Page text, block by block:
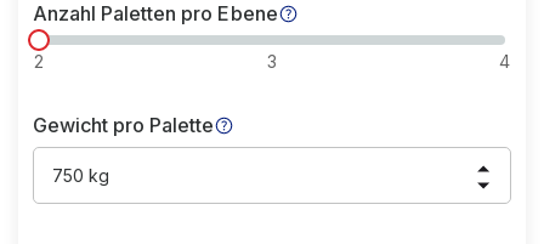
Anzahl Paletten pro Ebene
2 3 4
Gewicht pro Palette
750 kg